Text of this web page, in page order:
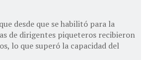
desde que se habilitó para la
de dirigentes piqueteros recibieron
lo que superó la capacidad del